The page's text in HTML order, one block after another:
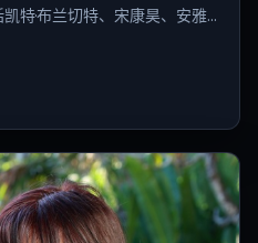
特·布兰切特、宋康昊、安雅·